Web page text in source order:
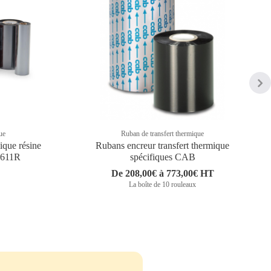
résine
Ruban de transfert thermique
Rubans encreur transfert thermique
spécifiques CAB
De 208,00€ à 773,00€ HT
La boîte de 10 rouleaux